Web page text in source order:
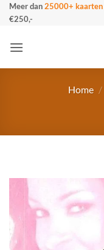
Ga
naar
Meer dan25000+ kaarten
€250,-
Home /